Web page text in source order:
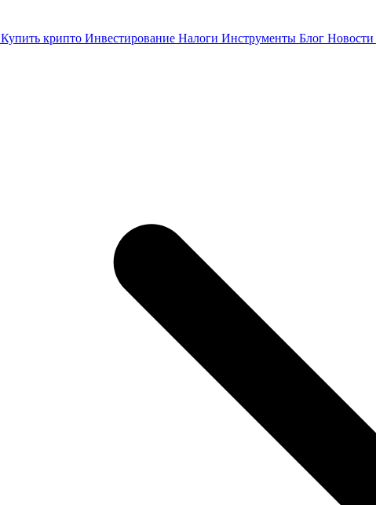
Купить крипто Инвестирование Налоги Инструменты Блог Новости